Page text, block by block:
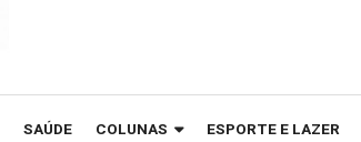
SAÚDE COLUNAS ESPORTE E LAZER